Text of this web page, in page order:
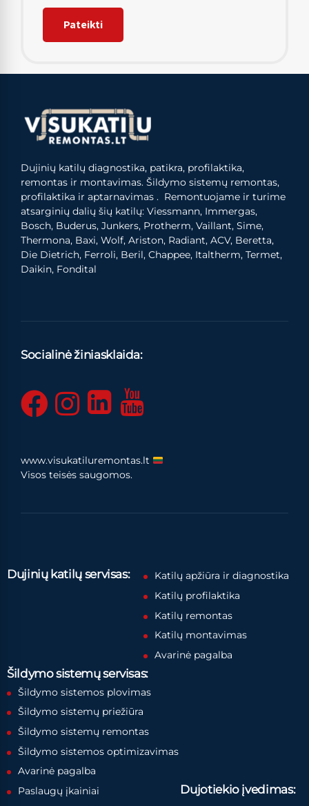
Dujinių katilų diagnostika, patikra, profilaktika,
remontas ir montavimas. Šildymo sistemų remontas,
profilaktika ir aptarnavimas . Remontuojame ir turime
atsarginių dalių šių katilų: Viessmann, Immergas,
Bosch, Buderus, Junkers, Protherm, Vaillant, Sime,
Thermona, Baxi, Wolf, Ariston, Radiant, ACV, Beretta,
Die Dietrich, Ferroli, Beril, Chappee, Italtherm, Termet,
Daikin, Fondital
Socialinė žiniasklaida:
www.visukatiluremontas.lt
Visos teisės saugomos.
Dujinių katilų servisas:
Katilų apžiūra ir diagnostika
Katilų profilaktika
Katilų remontas
Katilų montavimas
Avarinė pagalba
Šildymo sistemų servisas:
Šildymo sistemos plovimas
Šildymo sistemų priežiūra
Šildymo sistemų remontas
Šildymo sistemos optimizavimas
Avarinė pagalba
Paslaugų įkainiai
Dujotiekio įvedimas: